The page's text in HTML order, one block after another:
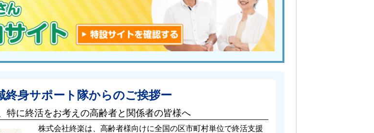
終身サポート隊からのご挨拶ー
特に終活をお考えの高齢者と関係者の皆様へ
株式会社終楽は、高齢者様向けに全国の区市町村単位で終活支援